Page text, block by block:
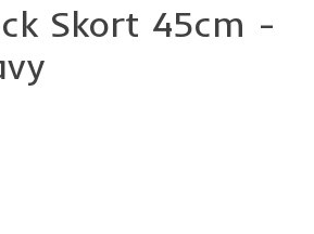
Skort 45cm -